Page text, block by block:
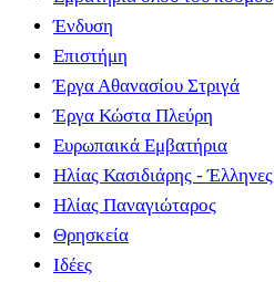
Ένδυση
Επιστήμη
Έργα Αθανασίου Στριγά
Έργα Κώστα Πλεύρη
Ευρωπαικά Εμβατήρια
Ηλίας Κασιδιάρης - Έλληνες
Ηλίας Παναγιώταρος
Θρησκεία
Ιδέες